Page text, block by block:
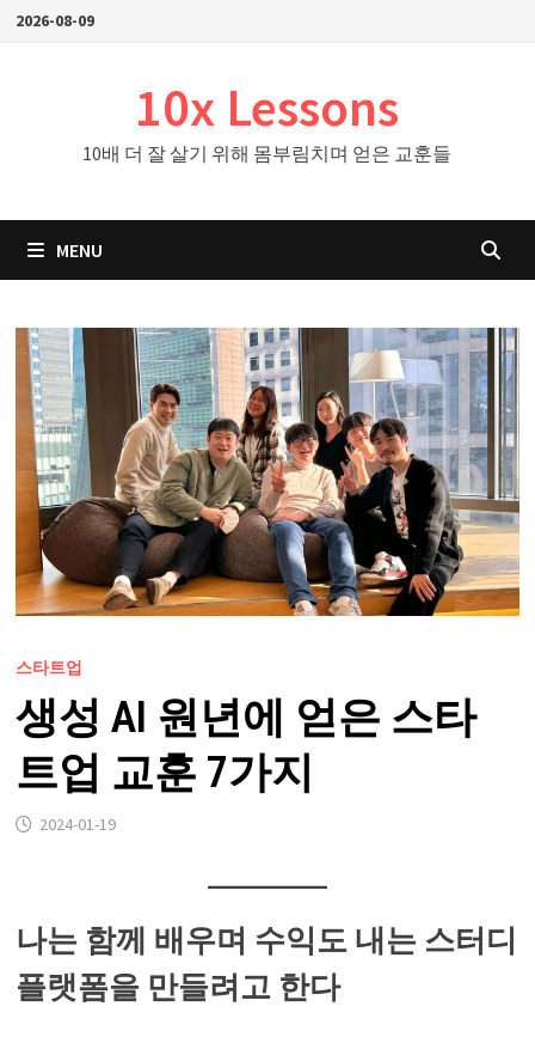
Skip2026-08-09
10x Lessons
10배 더 잘 살기 위해 몸부림치며 얻은 교훈들
MENU
스타트업
생성 AI 원년에 얻은 스타
트업 교훈 7가지
2024-01-19
나는 함께 배우며 수익도 내는 스터디
플랫폼을 만들려고 한다